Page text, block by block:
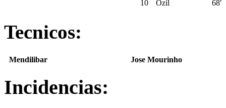
10 Özil 68′
Tecnicos:
Mendilibar Jose Mourinho
Incidencias: